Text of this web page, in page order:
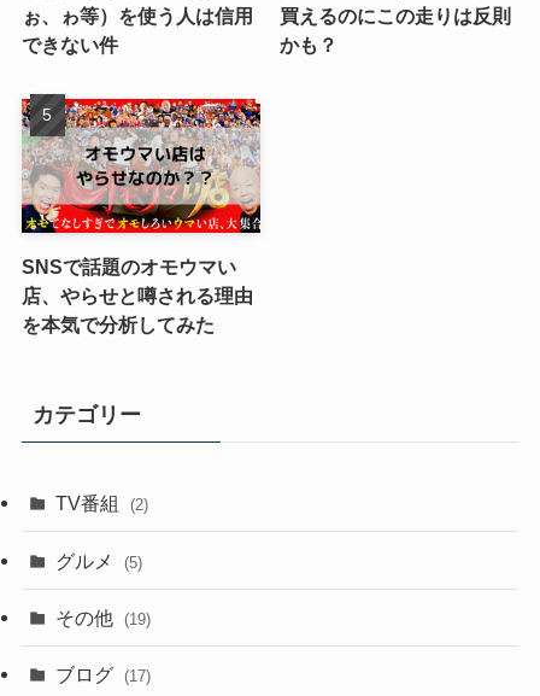
ぉ、ゎ等）を使う人は信用
できない件
買えるのにこの走りは反則
かも？
SNSで話題のオモウマい
店、やらせと噂される理由
を本気で分析してみた
カテゴリー
TV番組 (2)
グルメ (5)
その他 (19)
ブログ (17)